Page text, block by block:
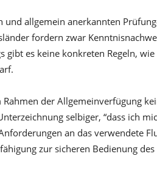
und allgemein anerkannten
fordern zwar
gibt es keine konkreten Regeln,
der Allgemeinverfügung
selbiger, “dass ich
an das verwendete
zur sicheren Bedienung